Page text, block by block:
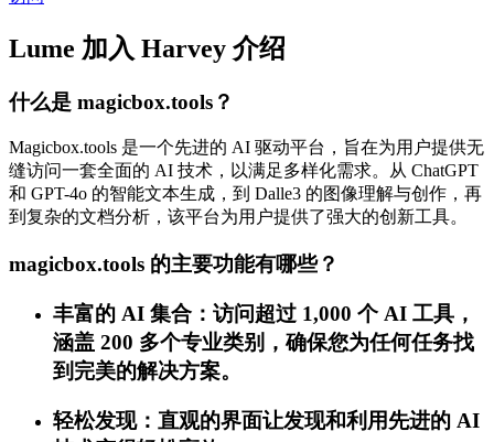
Lume 加入 Harvey 介绍
什么是 magicbox.tools？
Magicbox.tools 是一个先进的 AI 驱动平台，旨在为用户提供无
缝访问一套全面的 AI 技术，以满足多样化需求。从 ChatGPT
和 GPT-4o 的智能文本生成，到 Dalle3 的图像理解与创作，再
到复杂的文档分析，该平台为用户提供了强大的创新工具。
magicbox.tools 的主要功能有哪些？
丰富的 AI 集合：访问超过 1,000 个 AI 工具，
涵盖 200 多个专业类别，确保您为任何任务找
到完美的解决方案。
轻松发现：直观的界面让发现和利用先进的 AI